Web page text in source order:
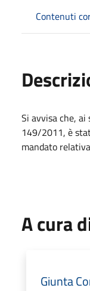
Contenuti
Si avvisa che, ai
149/2011, è
mandato
A cura
Giunta